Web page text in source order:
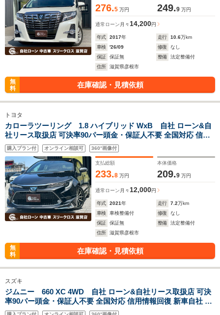
276.5 万円 249.9 万円
通常ローン 月々 14,200円
年式 2017年 走行 10.6万km
車検
'26/09 修復
なし
保証
保証無 整備
法定整備付
住所
滋賀県彦根市
無
料
在庫確認・見積依頼
トヨタ
カローラツーリング 1.8 ハイブリッド WxB 自社 ローン&自
社リース取扱店 可決率90パー頭金・保証人不要 全国対応 信用
情報回復 新車自社 ローン 高 級車 自社 ローン(残価設定可) 自営
業OK 最大120回払い ローン 相 談 窓口 自社大型整備工場 仮審
査可
購入プラン付 オンライン相談可 360°画像付
支払総額
233.8 万円
本体価格
209.9 万円
通常ローン 月々 12,000円
年式 2021年 走行 7.2万km
車検
車検整備付 修復
なし
保証
保証無 整備
法定整備付
住所
滋賀県彦根市
無
料
在庫確認・見積依頼
スズキ
ジムニー 660 XC 4WD 自社 ローン&自社リース取扱店 可決
率90パー頭金・保証人不要 全国対応 信用情報回復 新車自社 ロ
ーン 高 級車 自社 ローン(残価設定可) 自営業OK 最大120回払い